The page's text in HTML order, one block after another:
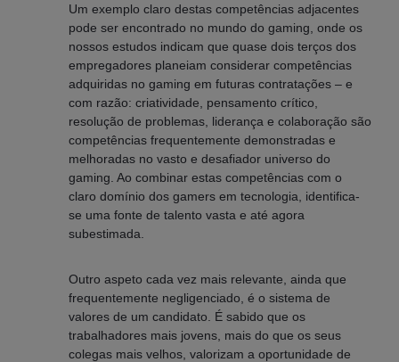
Um exemplo claro destas competências adjacentes
pode ser encontrado no mundo do gaming, onde os
nossos estudos indicam que quase dois terços dos
empregadores planeiam considerar competências
adquiridas no gaming em futuras contratações – e
com razão: criatividade, pensamento crítico,
resolução de problemas, liderança e colaboração são
competências frequentemente demonstradas e
melhoradas no vasto e desafiador universo do
gaming. Ao combinar estas competências com o
claro domínio dos gamers em tecnologia, identifica-
se uma fonte de talento vasta e até agora
subestimada.
Outro aspeto cada vez mais relevante, ainda que
frequentemente negligenciado, é o sistema de
valores de um candidato. É sabido que os
trabalhadores mais jovens, mais do que os seus
colegas mais velhos, valorizam a oportunidade de